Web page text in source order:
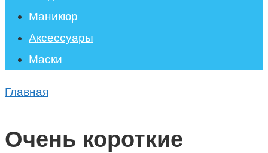
Маникюр
Аксессуары
Маски
Главная
Очень короткие